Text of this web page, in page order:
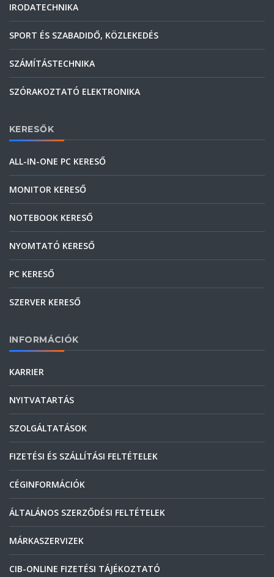
IRODATECHNIKA
SPORT ÉS SZABADIDŐ, KÖZLEKEDÉS
SZÁMÍTÁSTECHNIKA
SZÓRAKOZTATÓ ELEKTRONIKA
KERESŐK
ALL-IN-ONE PC KERESŐ
MONITOR KERESŐ
NOTEBOOK KERESŐ
NYOMTATÓ KERESŐ
PC KERESŐ
SZERVER KERESŐ
INFORMÁCIÓK
KARRIER
NYITVATARTÁS
SZOLGÁLTATÁSOK
FIZETÉSI ÉS SZÁLLÍTÁSI FELTÉTELEK
CÉGINFORMÁCIÓK
ÁLTALÁNOS SZERZŐDÉSI FELTÉTELEK
MÁRKASZERVIZEK
CIB-ONLINE FIZETÉSI TÁJÉKOZTATÓ